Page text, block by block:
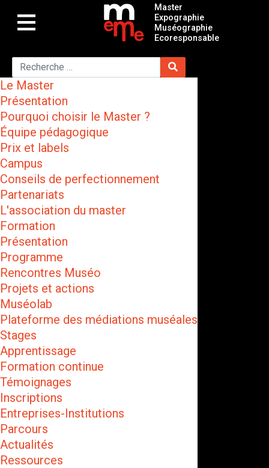
Master
Expographie
Muséographie
Ecoresponsable
Le Master
Présentation
Pourquoi choisir le Master ?
Équipe pédagogique
Prix et labels
Campus
Conseils de perfectionnement
Partenariats
L'association du master
Formation
Présentation
Programme
Rencontres Muséo
Projets et actions
Muséolab
Plateforme des médiations muséales
Stages
Apprentissage
Formation continue
Témoignages
Inscriptions
Entreprises-Institutions
Parcours
Actualités
Ressources